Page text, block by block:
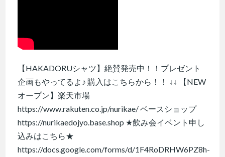
【HAKADORUシャツ】絶賛発売中！！プレゼント
企画もやってるよ♪ 購入はこちらから！！ ↓↓ 【NEW
オープン】楽天市場
https://www.rakuten.co.jp/nurikae/ ベースショップ
https://nurikaedojyo.base.shop ★飲み会イベント申し
込みはこちら★
https://docs.google.com/forms/d/1F4RoDRHW6PZ8h-